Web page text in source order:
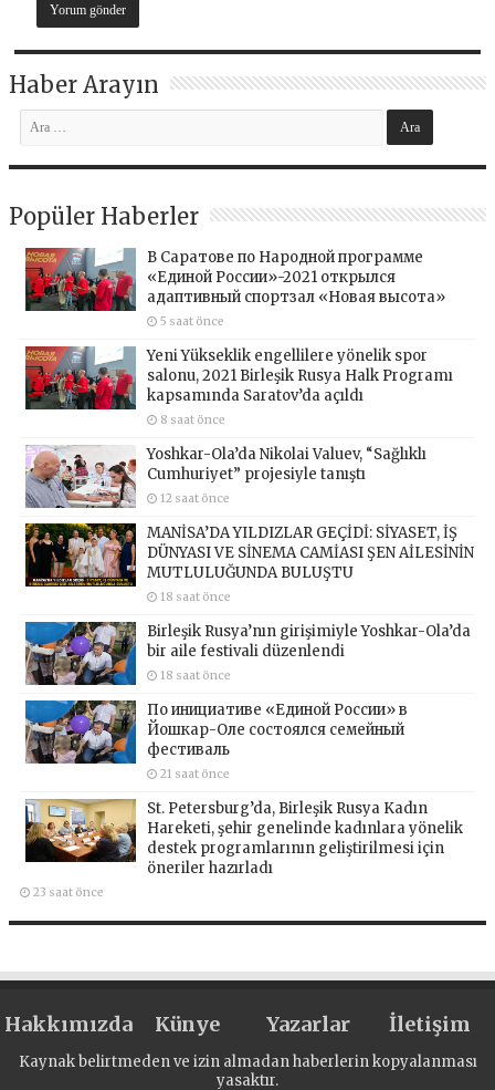
Haber Arayın
Popüler Haberler
В Саратове по Народной программе
«Единой России»-2021 открылся
адаптивный спортзал «Новая высота»
5 saat önce
Yeni Yükseklik engellilere yönelik spor
salonu, 2021 Birleşik Rusya Halk Programı
kapsamında Saratov’da açıldı
8 saat önce
Yoshkar-Ola’da Nikolai Valuev, “Sağlıklı
Cumhuriyet” projesiyle tanıştı
12 saat önce
MANİSA’DA YILDIZLAR GEÇİDİ: SİYASET, İŞ
DÜNYASI VE SİNEMA CAMİASI ŞEN AİLESİNİN
MUTLULUĞUNDA BULUŞTU
18 saat önce
Birleşik Rusya’nın girişimiyle Yoshkar-Ola’da
bir aile festivali düzenlendi
18 saat önce
По инициативе «Единой России» в
Йошкар-Оле состоялся семейный
фестиваль
21 saat önce
St. Petersburg’da, Birleşik Rusya Kadın
Hareketi, şehir genelinde kadınlara yönelik
destek programlarının geliştirilmesi için
öneriler hazırladı
23 saat önce
Hakkımızda Künye Yazarlar İletişim
Kaynak belirtmeden ve izin almadan haberlerin kopyalanması
yasaktır.